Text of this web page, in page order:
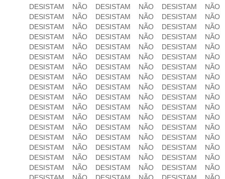
DESISTAM NÃO DESISTAM NÃO DESISTAM NÃO
DESISTAM NÃO DESISTAM NÃO DESISTAM NÃO
DESISTAM NÃO DESISTAM NÃO DESISTAM NÃO
DESISTAM NÃO DESISTAM NÃO DESISTAM NÃO
DESISTAM NÃO DESISTAM NÃO DESISTAM NÃO
DESISTAM NÃO DESISTAM NÃO DESISTAM NÃO
DESISTAM NÃO DESISTAM NÃO DESISTAM NÃO
DESISTAM NÃO DESISTAM NÃO DESISTAM NÃO
DESISTAM NÃO DESISTAM NÃO DESISTAM NÃO
DESISTAM NÃO DESISTAM NÃO DESISTAM NÃO
DESISTAM NÃO DESISTAM NÃO DESISTAM NÃO
DESISTAM NÃO DESISTAM NÃO DESISTAM NÃO
DESISTAM NÃO DESISTAM NÃO DESISTAM NÃO
DESISTAM NÃO DESISTAM NÃO DESISTAM NÃO
DESISTAM NÃO DESISTAM NÃO DESISTAM NÃO
DESISTAM NÃO DESISTAM NÃO DESISTAM NÃO
DESISTAM NÃO DESISTAM NÃO DESISTAM NÃO